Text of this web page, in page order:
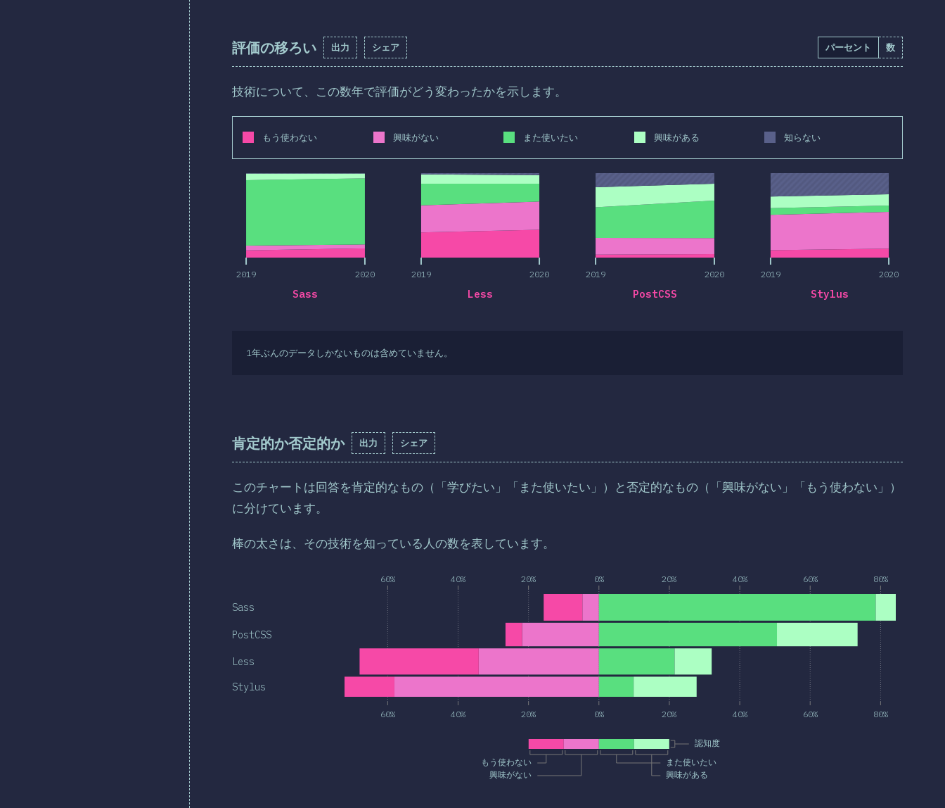
評価の移ろい 出力 シェア パーセント 数
技術について、この数年で評価がどう変わったかを示します。
もう使わない 興味がない また使いたい 興味がある 知らない
2019 2020
2019 2020
Sass
2019 2020
2019 2020
Less
2019 2020
2019 2020
PostCSS
2019 2020
2019 2020
Stylus
1年ぶんのデータしかないものは含めていません。
肯定的か否定的か 出力 シェア
このチャートは回答を肯定的なもの（「学びたい」「また使いたい」）と否定的なもの（「興味がない」「もう使わない」）
に分けています。
棒の太さは、その技術を知っている人の数を表しています。
もう使わない
興味がない
また使いたい
興味がある
認知度
60% 40% 20% 0% 20% 40% 60% 80%
60% 40% 20% 0% 20% 40% 60% 80%
Sass
PostCSS
Less
Stylus